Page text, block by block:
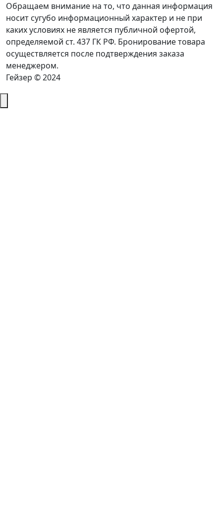
Обращаем внимание на то, что данная информация
носит сугубо информационный характер и не при
каких условиях не является публичной офертой,
определяемой ст. 437 ГК РФ. Бронирование товара
осуществляется после подтверждения заказа
менеджером.
Гейзер © 2024